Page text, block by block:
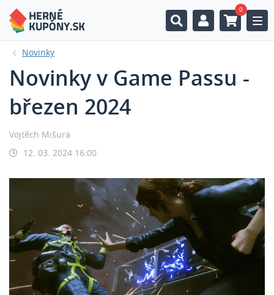
0
Novinky
Novinky v Game Passu -
březen 2024
Vojtěch Mišura
12. 03. 2024 16:00